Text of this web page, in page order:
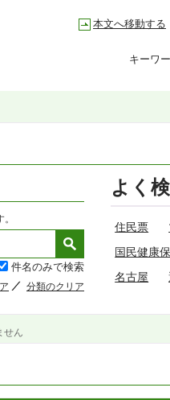
本文へ移動する
キーワ
件名のみで検索
分類のクリア
よく
住民票
国民健康
名古屋
せん